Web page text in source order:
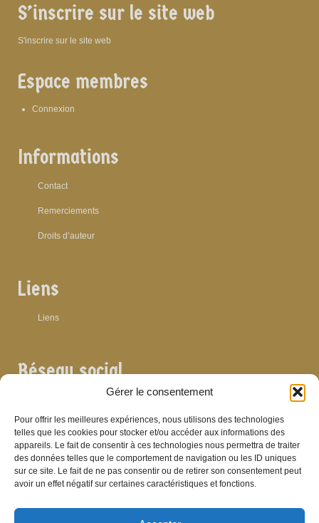
Gérer le consentement
Pour offrir les meilleures expériences, nous utilisons des technologies
telles que les cookies pour stocker et/ou accéder aux informations des
appareils. Le fait de consentir à ces technologies nous permettra de traiter
des données telles que le comportement de navigation ou les ID uniques
sur ce site. Le fait de ne pas consentir ou de retirer son consentement peut
avoir un effet négatif sur certaines caractéristiques et fonctions.
S’inscrire sur le site web
S'inscrire sur le site web
Espace membres
Connexion
Informations
Contact
Remerciements
Droits d’auteur
Liens
Liens
Réseau social
Archives
Archives